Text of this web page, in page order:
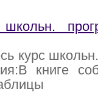
школьн.
курс
книге